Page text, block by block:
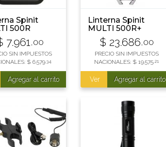
Spinit
500R
7.961 ,00
SIN IMPUESTOS
$ 6.579 ,34
Agregar al carrito
Linterna Spinit
MULTI 500R+
ENCENDEDOR
RECARGABLE
$ 23.686,00
PRECIO SIN IMPUESTOS
NACIONALES: $ 19.575 ,21
Ver Agregar al carrito